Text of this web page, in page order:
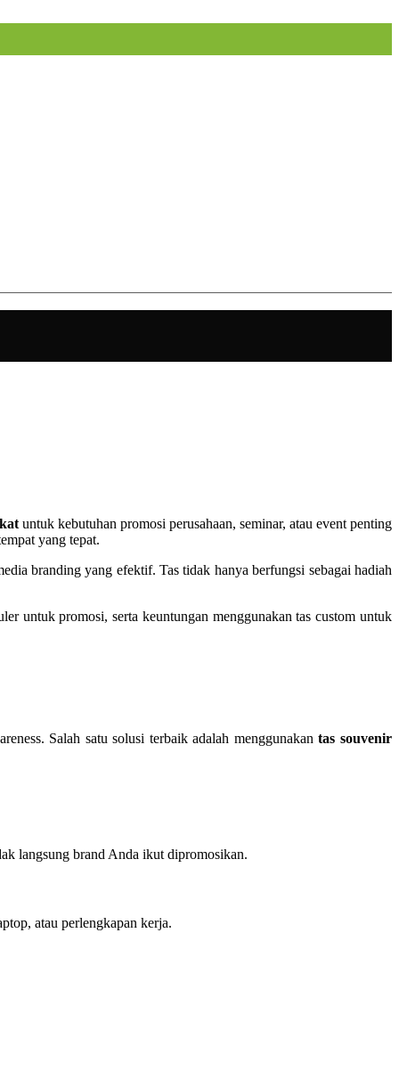
untuk kebutuhan promosi perusahaan, seminar, atau event penting
yang tepat.
branding yang efektif. Tas tidak hanya berfungsi sebagai hadiah
untuk promosi, serta keuntungan menggunakan tas custom untuk
Salah satu solusi terbaik adalah menggunakantas souvenir
langsung brand Anda ikut dipromosikan.
atau perlengkapan kerja.